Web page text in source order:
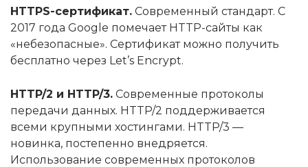
HTTPS-сертификат. Современный стандарт. С
2017 года Google помечает HTTP-сайты как
«небезопасные». Сертификат можно получить
бесплатно через Let’s Encrypt.
HTTP/2 и HTTP/3. Современные протоколы
передачи данных. HTTP/2 поддерживается
всеми крупными хостингами. HTTP/3 —
новинка, постепенно внедряется.
Использование современных протоколов